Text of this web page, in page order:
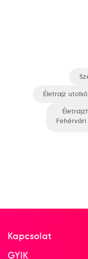
Életrajz
Kapcsolat
GYIK